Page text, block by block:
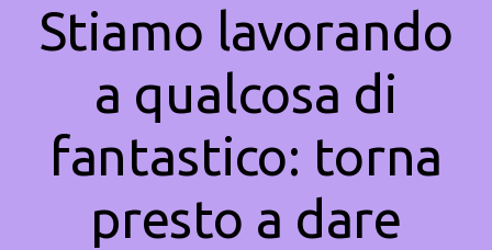
Stiamo lavorando
a qualcosa di
fantastico: torna
presto a dare